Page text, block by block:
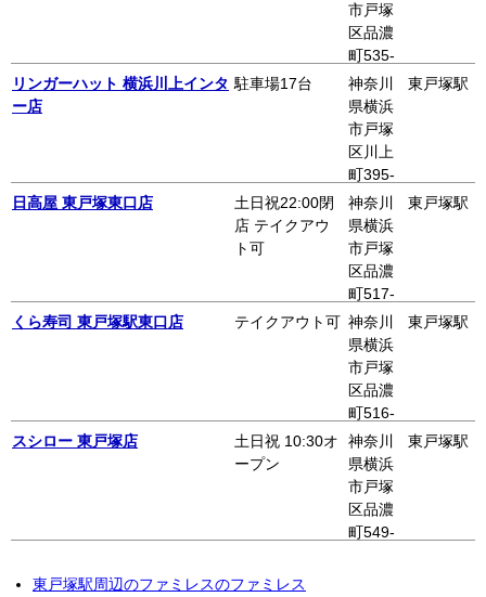
市戸塚
区品濃
町535-
1 4F
リンガーハット 横浜川上インタ
ー店
駐車場17台
神奈川
県横浜
市戸塚
区川上
町395-
1
東戸塚駅
日高屋 東戸塚東口店
土日祝22:00閉
店 テイクアウ
ト可
神奈川
県横浜
市戸塚
区品濃
町517-
1
東戸塚駅
くら寿司 東戸塚駅東口店 テイクアウト可 神奈川
県横浜
市戸塚
区品濃
町516-
5 パラ
ダイス
ガーデ
ン2F
東戸塚駅
スシロー 東戸塚店
土日祝 10:30オ
ープン
神奈川
県横浜
市戸塚
区品濃
町549-
東戸塚駅
東戸塚駅周辺のファミレスのファミレス